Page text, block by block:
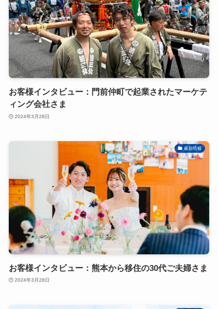
お客様インタビュー：門前仲町で起業されたマーケテ
ィング会社さま
2024年3月28日
最新情報
お客様インタビュー：熊本から移住の30代ご夫婦さま
2024年3月28日